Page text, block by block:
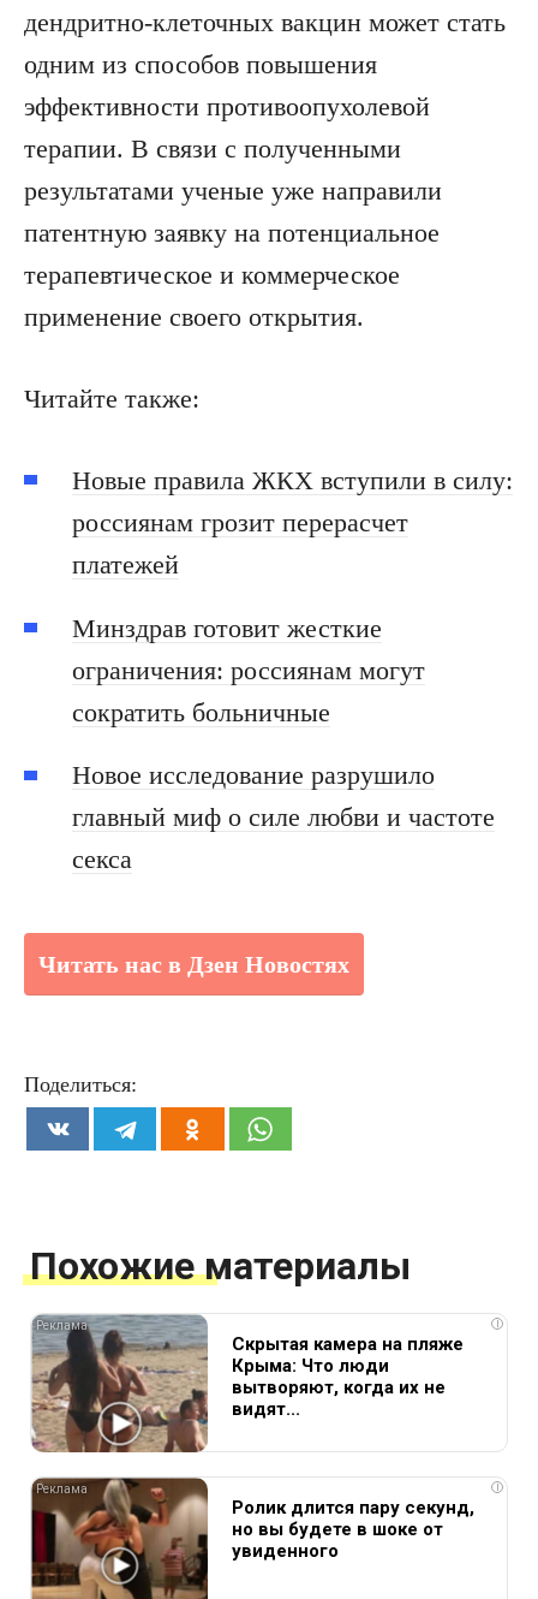
дендритно-клеточных вакцин может стать
одним из способов повышения
эффективности противоопухолевой
терапии. В связи с полученными
результатами ученые уже направили
патентную заявку на потенциальное
терапевтическое и коммерческое
применение своего открытия.
Читайте также:
Новые правила ЖКХ вступили в силу:
россиянам грозит перерасчет
платежей
Минздрав готовит жесткие
ограничения: россиянам могут
сократить больничные
Новое исследование разрушило
главный миф о силе любви и частоте
секса
Читать нас в Дзен Новостях
Поделиться:
Похожие материалы
i
Скрытая камера на пляже
Крыма: Что люди
вытворяют, когда их не
видят...
i
Ролик длится пару секунд,
но вы будете в шоке от
увиденного